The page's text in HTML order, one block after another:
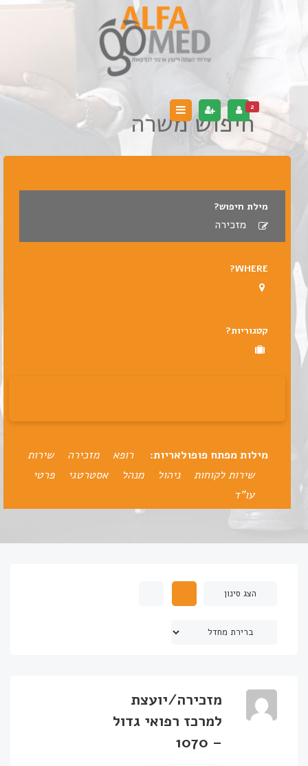
2
חיפוש משרה
מילת חיפוש?
WHERE?
קטגוריות?
מילות מפתח פופולאריות: רופא מזכירה
שירות
שירות לקוחות
ניהול מנהל אסטרטגי
פרטי
עו"ד
הצג סינון
מזכירה/יועצת
למרכז רפואי גדול
– 1070